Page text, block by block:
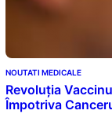
NOUTATI MEDICALE
Revoluția
Împotriva